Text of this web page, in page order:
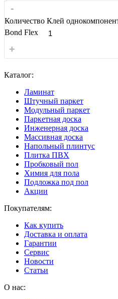
-
Количество Клей
Bond Flex
+
Каталог:
Ламинат
Штучный паркет
Модульный паркет
Паркетная доска
Инженерная доска
Массивная доска
Напольный плинтус
Плитка ПВХ
Пробковый пол
Химия для пола
Подложка под пол
Акции
Покупателям:
Как купить
Доставка и оплата
Гарантии
Сервис
Новости
Статьи
О нас: